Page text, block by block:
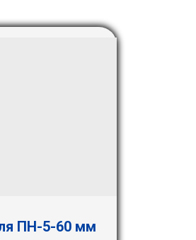
ПН-5-60 мм